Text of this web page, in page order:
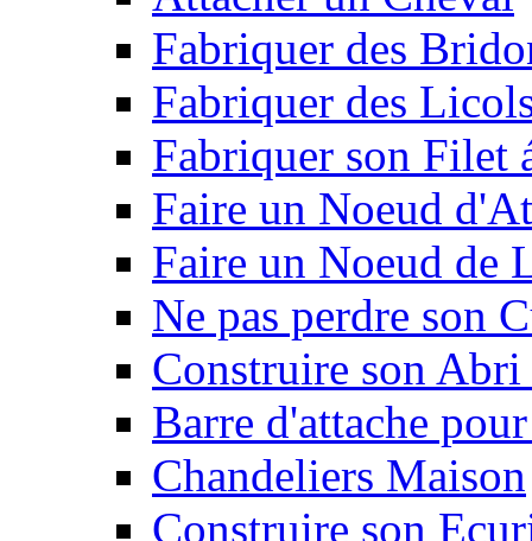
Fabriquer des
Fabriquer des
Fabriquer son Filet
Faire un Noeud
Faire un Noeud de
Ne pas perdre son
Construire son
Barre d'attache
Chandeliers Maison
Construire son